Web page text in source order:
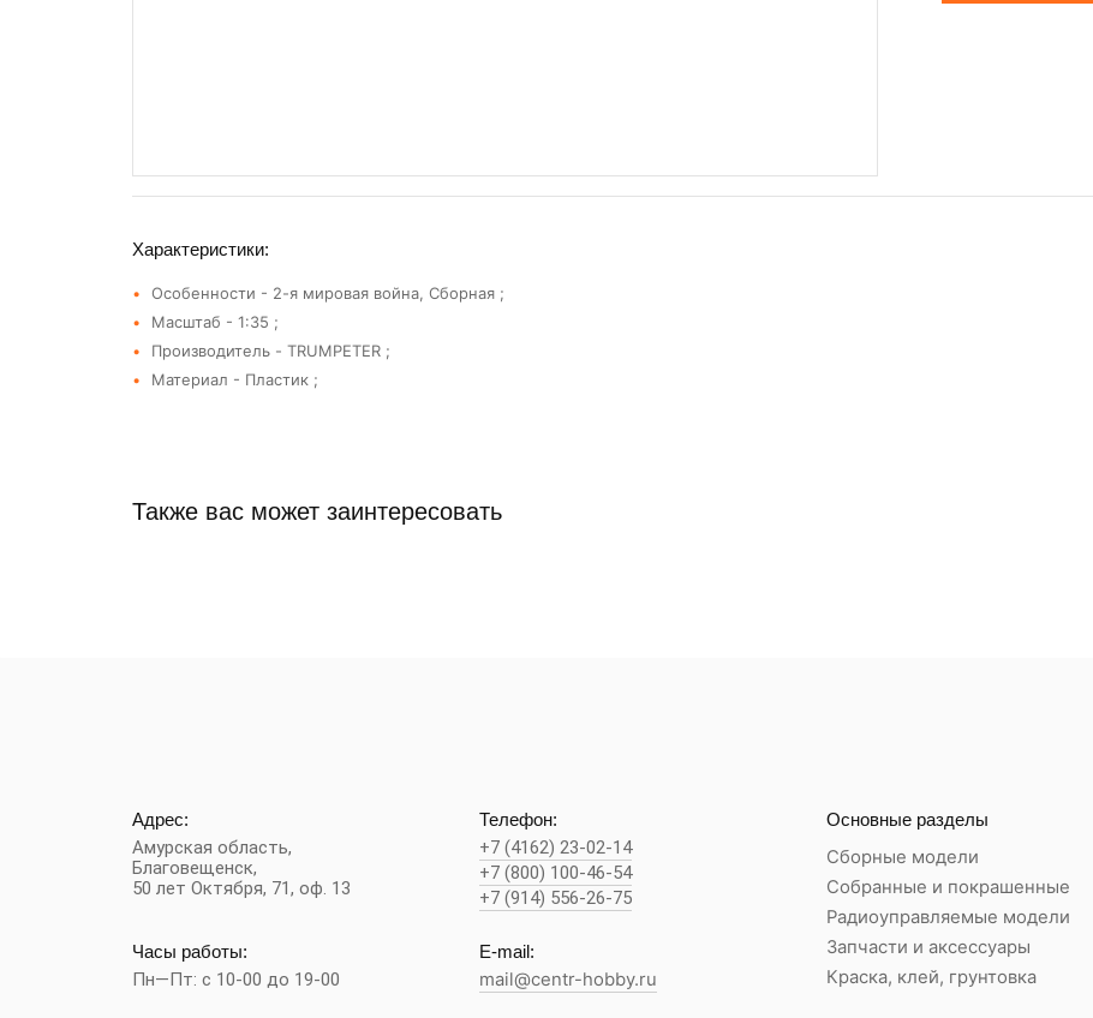
Характеристики:
Особенности - 2-я мировая война, Сборная ;
Масштаб - 1:35 ;
Производитель - TRUMPETER ;
Материал - Пластик ;
Также вас может заинтересовать
Адрес:
Амурская область,
Благовещенск,
50 лет Октября, 71, оф. 13
Телефон:
+7 (4162) 23-02-14
+7 (800) 100-46-54
+7 (914) 556-26-75
Часы работы:
Пн—Пт: с 10-00 до 19-00
E-mail:
mail@centr-hobby.ru
Основные разделы
Сборные модели
Собранные и покрашенные
Радиоуправляемые модели
Запчасти и аксессуары
Краска, клей, грунтовка